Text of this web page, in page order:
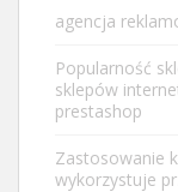
agencja
Popularność
sklepów
prestashop
Zastosowanie
wykorzystuje